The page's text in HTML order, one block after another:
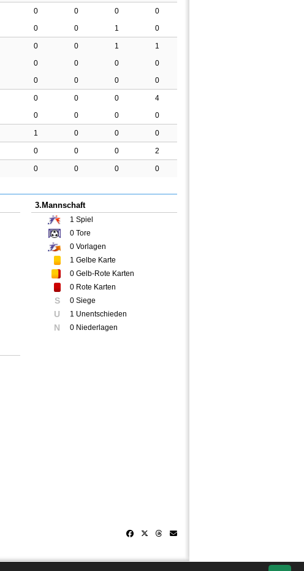
0 0 0
0
0 0 1 0
0 0 1
1
0 0 0
0
0 0 0 0
0 0 0
4
0 0 0 0
1 0 0 0
0 0 0 2
0 0 0 0
3.Mannschaft
1 Spiel
0 Tore
0 Vorlagen
1 Gelbe Karte
0 Gelb-Rote Karten
0 Rote Karten
S 0 Siege
U 1 Unentschieden
N 0 Niederlagen